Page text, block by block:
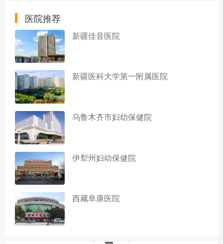
医院推荐
新疆佳音医院
新疆医科大学第一附属医院
乌鲁木齐市妇幼保健院
伊犁州妇幼保健院
西藏阜康医院